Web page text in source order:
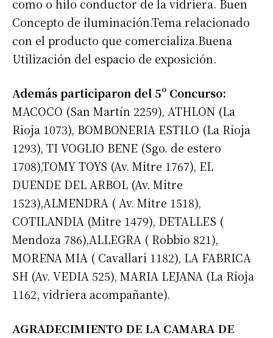
Dirección de correo electrónico*
Nombre
Apellidos
Número de teléfono
como o hilo conductor de la vidriera. Buen
Concepto de iluminación.Tema relacionado
con el producto que comercializa.Buena
Utilización del espacio de exposición.
Además participaron del 5º Concurso:
MACOCO (San Martín 2259), ATHLON (La
Rioja 1073), BOMBONERIA ESTILO (La Rioja
1293), TI VOGLIO BENE (Sgo. de estero
1708),TOMY TOYS (Av. Mitre 1767), EL
DUENDE DEL ARBOL (Av. Mitre
1523),ALMENDRA ( Av. Mitre 1518),
COTILANDIA (Mitre 1479), DETALLES (
Mendoza 786),ALLEGRA ( Robbio 821),
MORENA MIA ( Cavallari 1182), LA FABRICA
SH (Av. VEDIA 525), MARIA LEJANA (La Rioja
1162, vidriera acompañante).
AGRADECIMIENTO DE LA CAMARA DE